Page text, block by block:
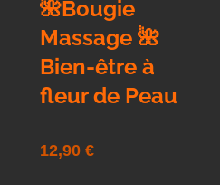
🌺Bougie
Massage 🌺
Bien-être à
fleur de Peau
12,90 €